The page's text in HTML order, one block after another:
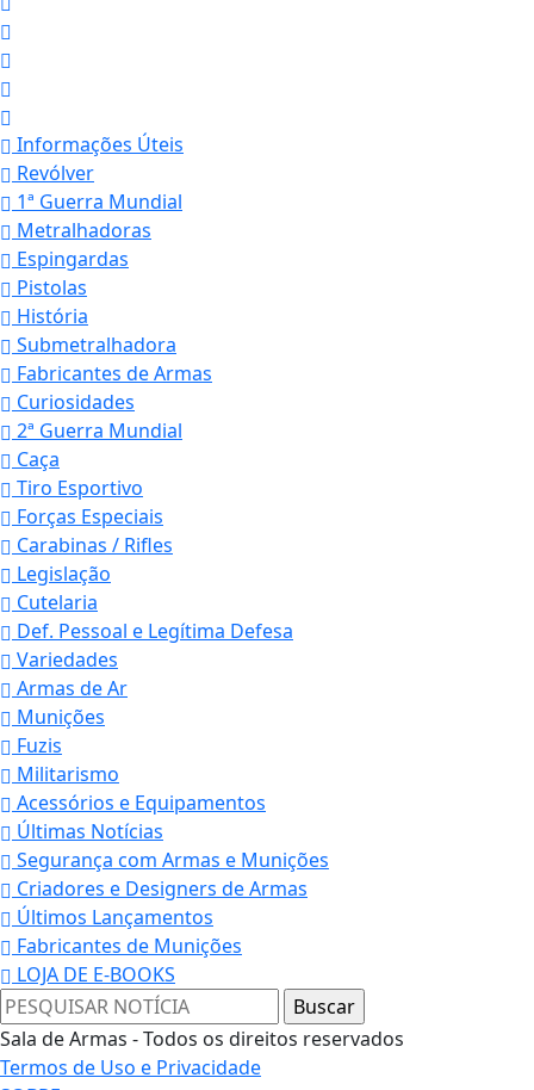
Informações Úteis
Revólver
1ª Guerra Mundial
Metralhadoras
Espingardas
Pistolas
História
Submetralhadora
Fabricantes de Armas
Curiosidades
2ª Guerra Mundial
Caça
Tiro Esportivo
Forças Especiais
Carabinas / Rifles
Legislação
Cutelaria
Def. Pessoal e Legítima Defesa
Variedades
Armas de Ar
Munições
Fuzis
Militarismo
Acessórios e Equipamentos
Últimas Notícias
Segurança com Armas e Munições
Criadores e Designers de Armas
Últimos Lançamentos
Fabricantes de Munições
LOJA DE E-BOOKS
Sala de Armas - Todos os direitos reservados
Termos de Uso e Privacidade